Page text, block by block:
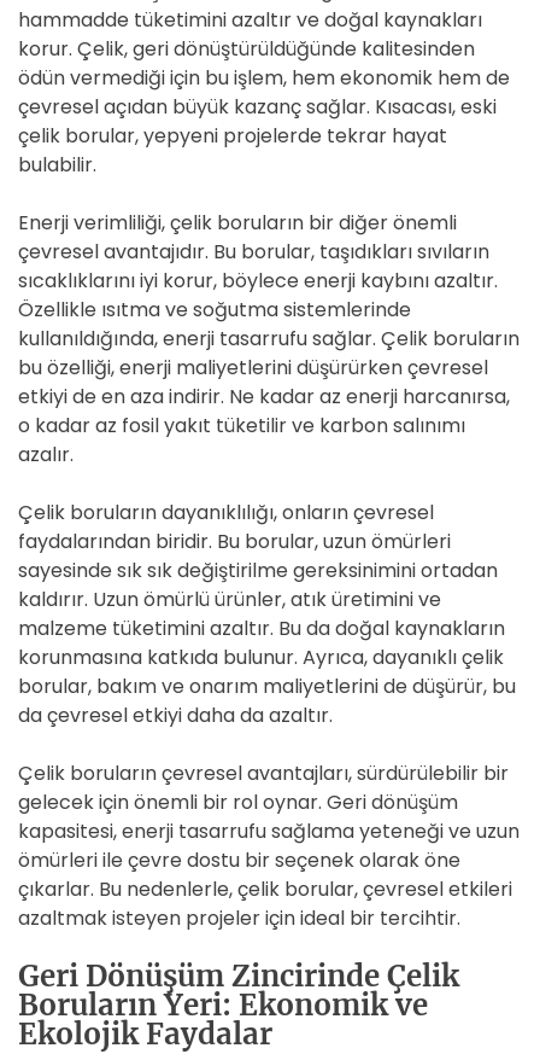
hammadde tüketimini azaltır ve doğal kaynakları
korur. Çelik, geri dönüştürüldüğünde kalitesinden
ödün vermediği için bu işlem, hem ekonomik hem de
çevresel açıdan büyük kazanç sağlar. Kısacası, eski
çelik borular, yepyeni projelerde tekrar hayat
bulabilir.
Enerji verimliliği, çelik boruların bir diğer önemli
çevresel avantajıdır. Bu borular, taşıdıkları sıvıların
sıcaklıklarını iyi korur, böylece enerji kaybını azaltır.
Özellikle ısıtma ve soğutma sistemlerinde
kullanıldığında, enerji tasarrufu sağlar. Çelik boruların
bu özelliği, enerji maliyetlerini düşürürken çevresel
etkiyi de en aza indirir. Ne kadar az enerji harcanırsa,
o kadar az fosil yakıt tüketilir ve karbon salınımı
azalır.
Çelik boruların dayanıklılığı, onların çevresel
faydalarından biridir. Bu borular, uzun ömürleri
sayesinde sık sık değiştirilme gereksinimini ortadan
kaldırır. Uzun ömürlü ürünler, atık üretimini ve
malzeme tüketimini azaltır. Bu da doğal kaynakların
korunmasına katkıda bulunur. Ayrıca, dayanıklı çelik
borular, bakım ve onarım maliyetlerini de düşürür, bu
da çevresel etkiyi daha da azaltır.
Çelik boruların çevresel avantajları, sürdürülebilir bir
gelecek için önemli bir rol oynar. Geri dönüşüm
kapasitesi, enerji tasarrufu sağlama yeteneği ve uzun
ömürleri ile çevre dostu bir seçenek olarak öne
çıkarlar. Bu nedenlerle, çelik borular, çevresel etkileri
azaltmak isteyen projeler için ideal bir tercihtir.
Geri Dönüşüm Zincirinde Çelik
Boruların Yeri: Ekonomik ve
Ekolojik Faydalar